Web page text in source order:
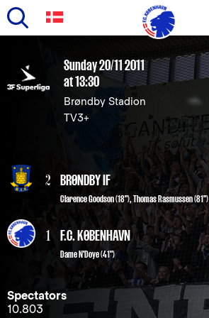
main
content
Primary
navigation
Sunday 20/11 2011
at 13:30
Brøndby Stadion
TV3+
2 BRØNDBY IF
Clarence Goodson (18"),Thomas Rasmussen (81")
1 F.C. KØBENHAVN
Dame N'Doye(41")
Spectators
10.803